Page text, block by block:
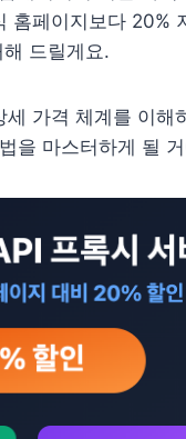
홈페이지보다 20%
드릴게요.
가격 체계를 이해
을 마스터하게 될